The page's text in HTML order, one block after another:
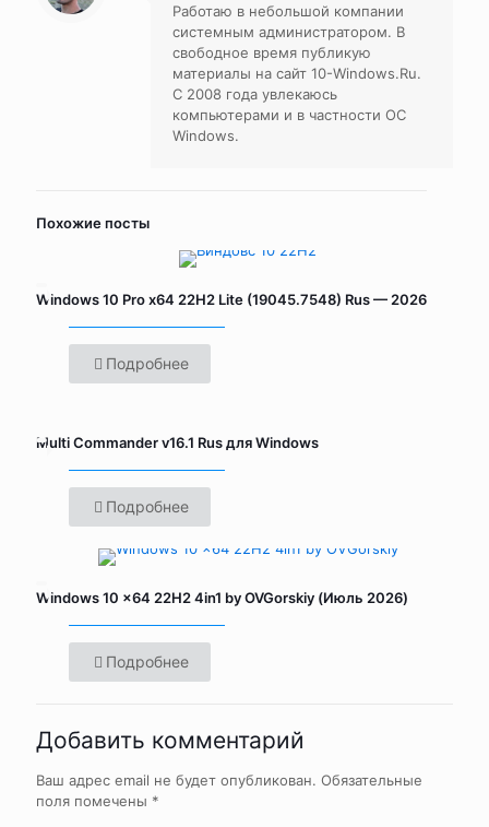
Работаю в небольшой компании
системным администратором. В
свободное время публикую
материалы на сайт 10-Windows.Ru.
С 2008 года увлекаюсь
компьютерами и в частности ОС
Windows.
Похожие посты
Windows 10 Pro x64 22H2 Lite (19045.7548) Rus — 2026
Подробнее
Multi Commander v16.1 Rus для Windows
Подробнее
Windows 10 x64 22H2 4in1 by OVGorskiy (Июль 2026)
Подробнее
Добавить комментарий
Ваш адрес email не будет опубликован. Обязательные
поля помечены *